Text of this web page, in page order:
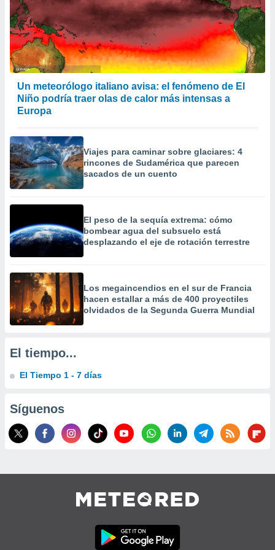
e
mediante
publicidad
1199
Un meteorólogo italiano avisa: el fenómeno de El
Niño podría traer olas de calor más intensas a
Europa
Viajes para caminar sobre glaciares: 4
rincones de Sudamérica que parecen
sacados de un cuento
El peso de la sequía extrema: cómo
bombear agua del subsuelo está
desplazando el eje de rotación terrestre
Los megaincendios en el sur de Francia
hacen estallar a más de 400 proyectiles
olvidados de la Segunda Guerra Mundial
El tiempo...
El Tiempo 1 - 7 días
Síguenos